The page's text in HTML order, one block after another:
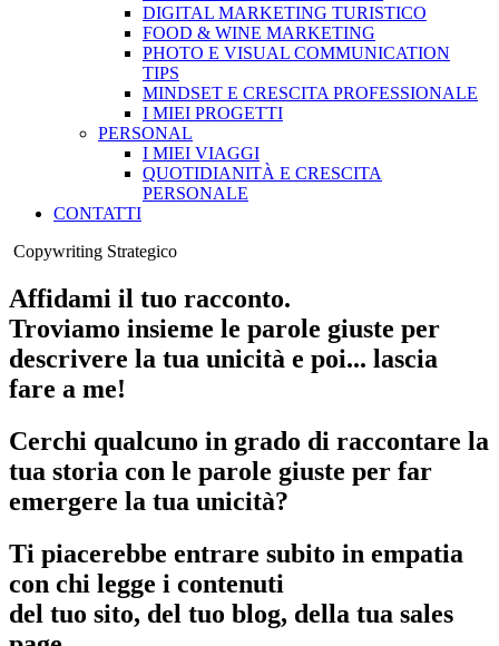
DIGITAL MARKETING TURISTICO
FOOD & WINE MARKETING
PHOTO E VISUAL COMMUNICATION
TIPS
MINDSET E CRESCITA PROFESSIONALE
I MIEI PROGETTI
PERSONAL
I MIEI VIAGGI
QUOTIDIANITÀ E CRESCITA
PERSONALE
CONTATTI
Copywriting Strategico
Affidami il tuo racconto.
Troviamo insieme le parole giuste per
descrivere la tua unicità e poi... lascia
fare a me!
Cerchi qualcuno in grado di raccontare la
tua storia con le parole giuste per far
emergere la tua unicità?
Ti piacerebbe entrare subito in empatia
con chi legge i contenuti
del tuo sito, del tuo blog, della tua sales